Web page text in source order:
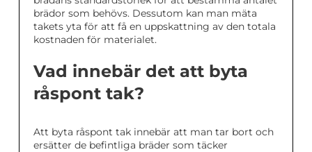
brädor som behövs. Dessutom kan man mäta
takets yta för att få en uppskattning av den totala
kostnaden för materialet.
Vad innebär det att byta
råspont tak?
Att byta råspont tak innebär att man tar bort och
ersätter de befintliga bräder som täcker